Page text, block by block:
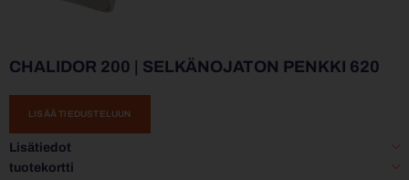
CHALIDOR 200 | SELKÄNOJATON PENKKI 620
LISÄÄ TIEDUSTELUUN
Lisätiedot
tuotekortti